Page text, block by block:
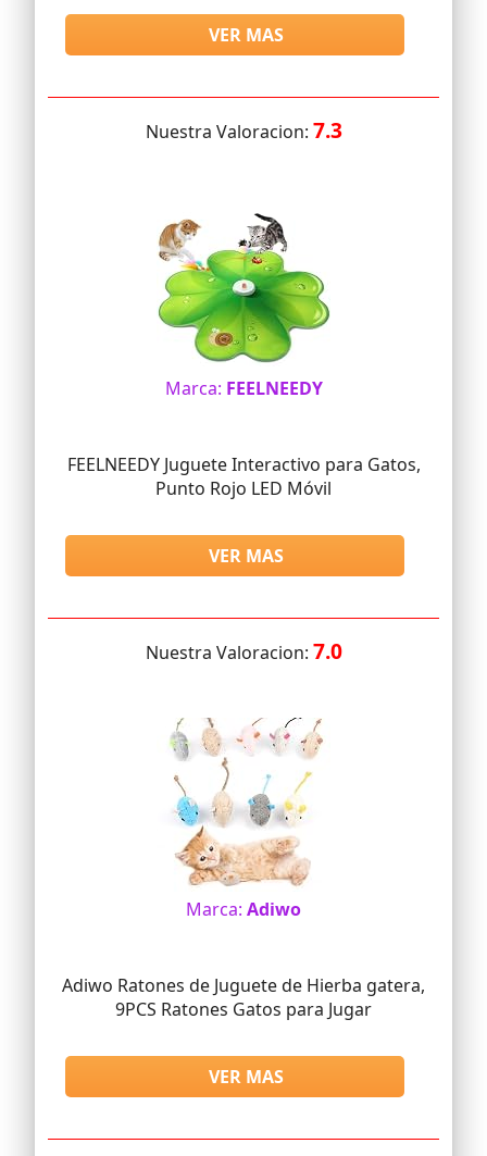
VER MAS
Nuestra Valoracion: 7.3
Marca: FEELNEEDY
FEELNEEDY Juguete Interactivo para Gatos,
Punto Rojo LED Móvil
VER MAS
Nuestra Valoracion: 7.0
Marca: Adiwo
Adiwo Ratones de Juguete de Hierba gatera,
9PCS Ratones Gatos para Jugar
VER MAS